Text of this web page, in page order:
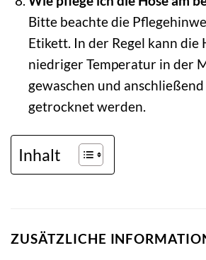
Bitte beachte die
Etikett. In der Regel kann die
niedriger Temperatur in der
gewaschen und
getrocknet werden.
Inhalt
ZUSÄTZLICHE